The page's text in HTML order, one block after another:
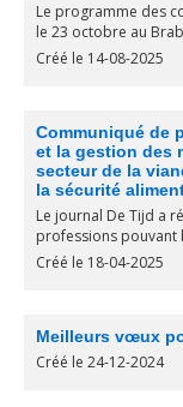
Le programme des
le 23 octobre au
Créé le 14-08-2025
Communiqué de
et la gestion des
secteur de la
la sécurité
Le journal De Tijd a
professions pouvant
Créé le 18-04-2025
Meilleurs vœux
Créé le 24-12-2024